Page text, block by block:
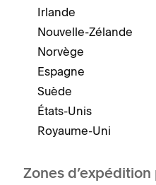
Irlande
Nouvelle-Zélande
Norvège
Espagne
Suède
États-Unis
Royaume-Uni
Zones